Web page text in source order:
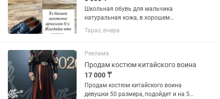
Школьная обувь для мальчика
натуральная кожа, в хорошем
состоянии. В 13 микрорайоне.
Тараз, вчера
Реклама
Продам костюм китайского воина
17 000 ₸
Продам костюм китайского воина
девушки 50 размера, подойдет и на 52.